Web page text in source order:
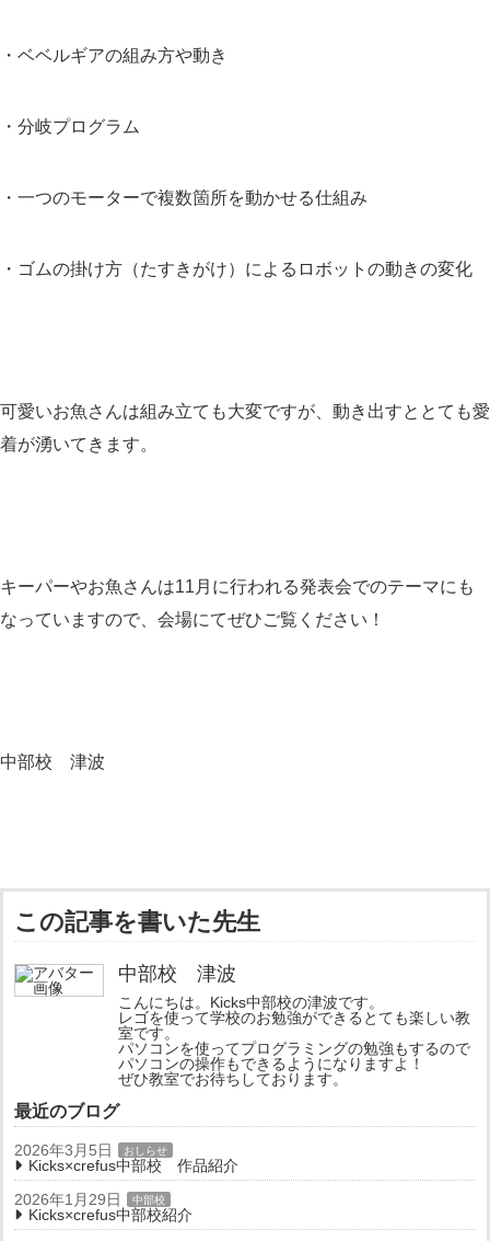
・ベベルギアの組み方や動き
・分岐プログラム
・一つのモーターで複数箇所を動かせる仕組み
・ゴムの掛け方（たすきがけ）によるロボットの動きの変化
可愛いお魚さんは組み立ても大変ですが、動き出すととても愛
着が湧いてきます。
キーパーやお魚さんは11月に行われる発表会でのテーマにも
なっていますので、会場にてぜひご覧ください！
中部校 津波
この記事を書いた先生
中部校 津波
こんにちは。Kicks中部校の津波です。
レゴを使って学校のお勉強ができるとても楽しい教
室です。
パソコンを使ってプログラミングの勉強もするので
パソコンの操作もできるようになりますよ！
ぜひ教室でお待ちしております。
最近のブログ
2026年3月5日 おしらせ
Kicks×crefus中部校 作品紹介
2026年1月29日
中部校
Kicks×crefus中部校紹介